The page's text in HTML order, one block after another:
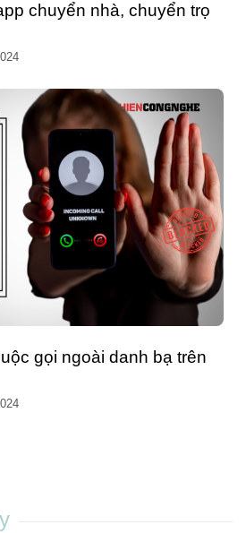
chuyển nhà, chuyển trọ
gọi ngoài danh bạ trên